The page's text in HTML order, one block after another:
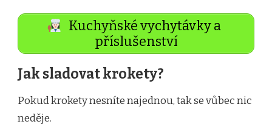
Kuchyňské vychytávky a
příslušenství
Jak sladovat krokety?
Pokud krokety nesníte najednou, tak se vůbec nic
neděje.